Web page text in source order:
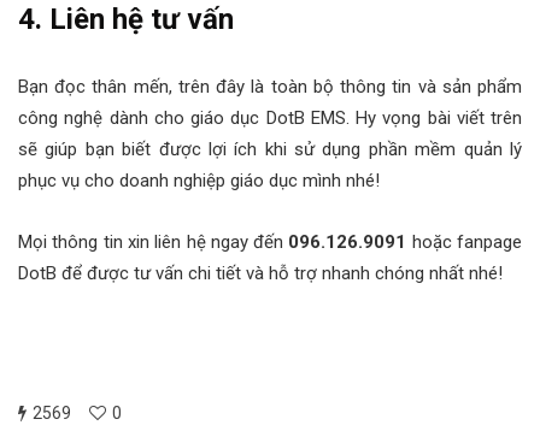
4. Liên hệ tư vấn
Bạn đọc thân mến, trên đây là toàn bộ thông tin và sản phẩm
công nghệ dành cho giáo dục DotB EMS. Hy vọng bài viết trên
sẽ giúp bạn biết được lợi ích khi sử dụng phần mềm quản lý
phục vụ cho doanh nghiệp giáo dục mình nhé!
Mọi thông tin xin liên hệ ngay đến 096.126.9091 hoặc fanpage
DotB để được tư vấn chi tiết và hỗ trợ nhanh chóng nhất nhé!
2569 0